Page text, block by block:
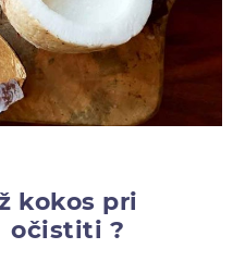
kokos pri
očistiti ?